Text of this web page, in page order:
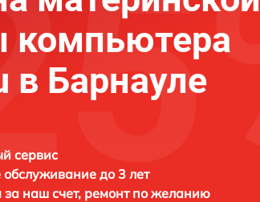
компьютера
в Барнауле
сервис
обслуживание до 3 лет
наш счет, ремонт по желанию